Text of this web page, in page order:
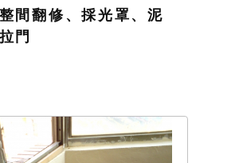
間翻修、採光罩、泥
門